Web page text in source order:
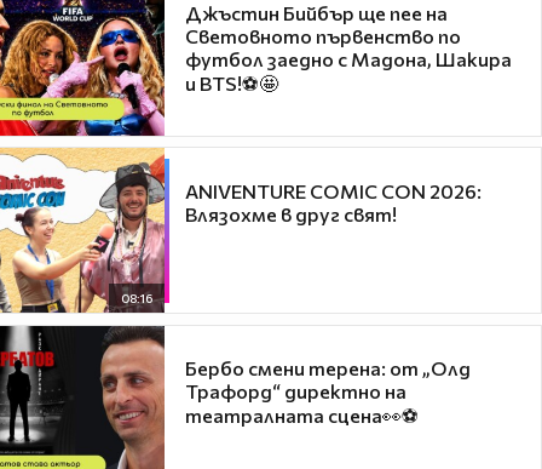
Джъстин Бийбър ще пее на
Световното първенство по
футбол заедно с Мадона, Шакира
и BTS!⚽🤩
08:16
ANIVENTURE COMIC CON 2026:
Влязохме в друг свят!
Бербо смени терена: от „Олд
Трафорд“ директно на
театралната сцена👀⚽